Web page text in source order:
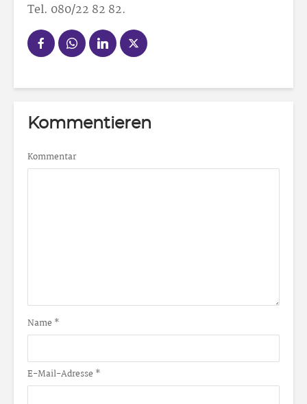
Tel. 080/22 82 82.
Kommentieren
Kommentar
Name *
E-Mail-Adresse *